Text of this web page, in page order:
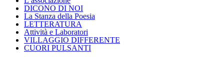
DICONO DI NOI
La Stanza della Poesia
LETTERATURA
Attività e Laboratori
VILLAGGIO DIFFERENTE
CUORI PULSANTI